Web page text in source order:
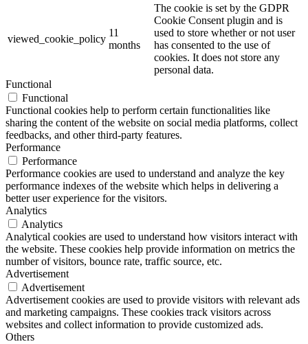
viewed_cookie_policy
11
months
The cookie is set by the GDPR
Cookie Consent plugin and is
used to store whether or not user
has consented to the use of
cookies. It does not store any
personal data.
Functional
Functional
Functional cookies help to perform certain functionalities like
sharing the content of the website on social media platforms, collect
feedbacks, and other third-party features.
Performance
Performance
Performance cookies are used to understand and analyze the key
performance indexes of the website which helps in delivering a
better user experience for the visitors.
Analytics
Analytics
Analytical cookies are used to understand how visitors interact with
the website. These cookies help provide information on metrics the
number of visitors, bounce rate, traffic source, etc.
Advertisement
Advertisement
Advertisement cookies are used to provide visitors with relevant ads
and marketing campaigns. These cookies track visitors across
websites and collect information to provide customized ads.
Others